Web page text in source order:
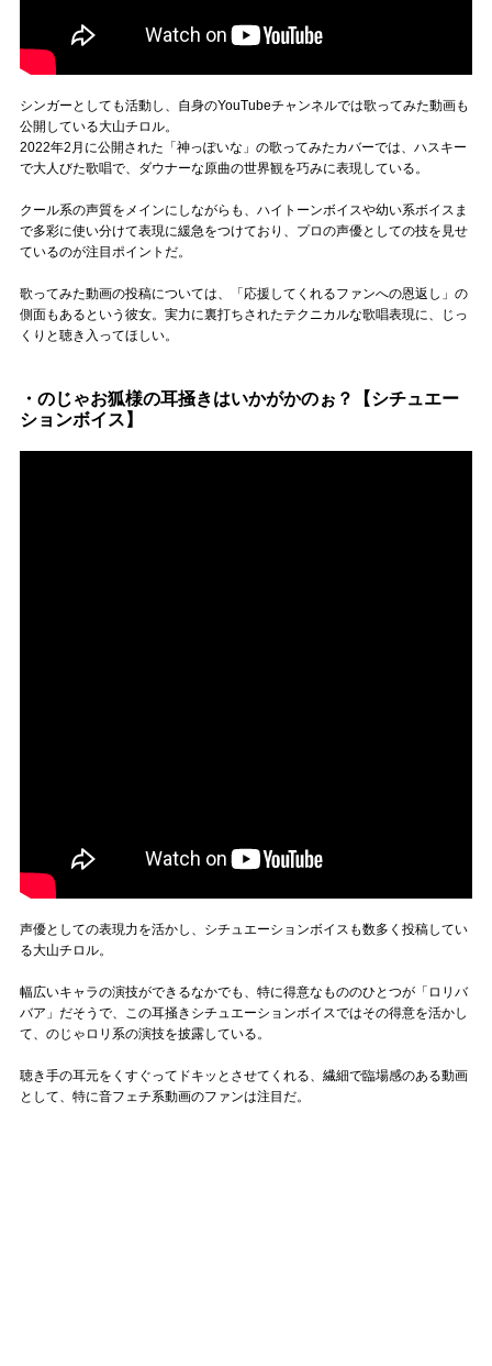
シンガーとしても活動し、自身のYouTubeチャンネルでは歌ってみた動画も
公開している大山チロル。
2022年2月に公開された「神っぽいな」の歌ってみたカバーでは、ハスキー
で大人びた歌唱で、ダウナーな原曲の世界観を巧みに表現している。
クール系の声質をメインにしながらも、ハイトーンボイスや幼い系ボイスま
で多彩に使い分けて表現に緩急をつけており、プロの声優としての技を見せ
ているのが注目ポイントだ。
歌ってみた動画の投稿については、「応援してくれるファンへの恩返し」の
側面もあるという彼女。実力に裏打ちされたテクニカルな歌唱表現に、じっ
くりと聴き入ってほしい。
・のじゃお狐様の耳掻きはいかがかのぉ？【シチュエー
ションボイス】
声優としての表現力を活かし、シチュエーションボイスも数多く投稿してい
る大山チロル。
幅広いキャラの演技ができるなかでも、特に得意なもののひとつが「ロリバ
バア」だそうで、この耳掻きシチュエーションボイスではその得意を活かし
て、のじゃロリ系の演技を披露している。
聴き手の耳元をくすぐってドキッとさせてくれる、繊細で臨場感のある動画
として、特に音フェチ系動画のファンは注目だ。